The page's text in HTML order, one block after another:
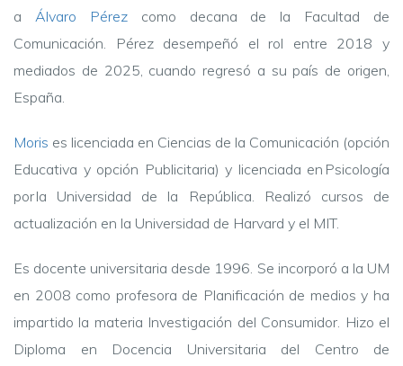
a Álvaro Pérezcomo decana de la Facultad de
Comunicación. Pérez desempeñó el rol entre 2018 y
mediados de 2025, cuando regresó a su país de origen,
España.
Moris es licenciada en Ciencias de la Comunicación (opción
Educativa y opción Publicitaria) y licenciada en Psicología
por la Universidad de la República. Realizó cursos de
actualización en la Universidad de Harvard y el MIT.
Es docente universitaria desde 1996. Se incorporó a la UM
en 2008 como profesora de Planificación de medios y ha
impartido la materia Investigación del Consumidor. Hizo el
Diploma en Docencia Universitaria del Centro de